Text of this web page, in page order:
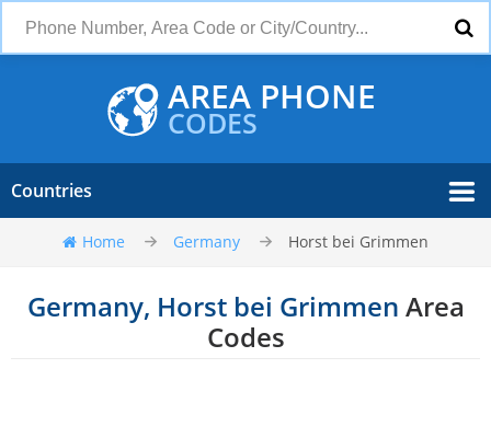
AREA PHONE
CODES
Countries
Home Germany Horst bei Grimmen
Germany, Horst bei Grimmen Area
Codes